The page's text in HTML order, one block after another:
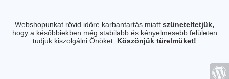
Webshopunkat rövid időre karbantartás miatt szüneteltetjük,
hogy a későbbiekben még stabilabb és kényelmesebb felületen
tudjuk kiszolgálni Önöket. Köszönjük türelmüket!